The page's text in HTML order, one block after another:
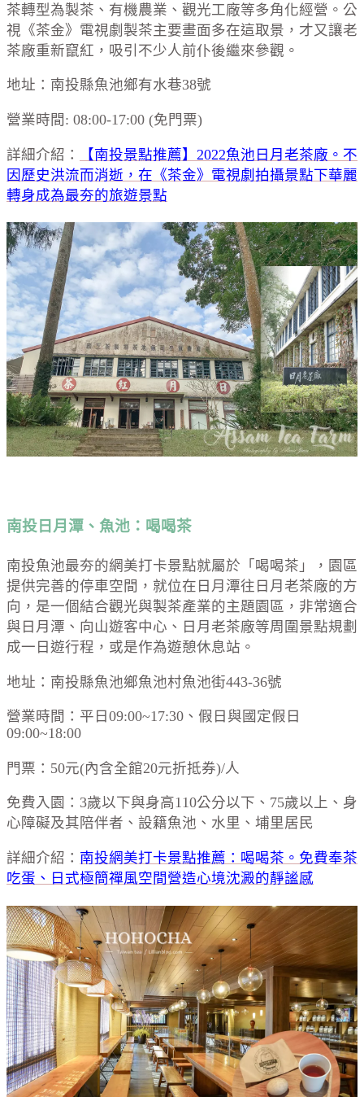
茶轉型為製茶、有機農業、觀光工廠等多角化經營。公
視《茶金》電視劇製茶主要畫面多在這取景，才又讓老
茶廠重新竄紅，吸引不少人前仆後繼來參觀。
地址：南投縣魚池鄉有水巷38號
營業時間: 08:00-17:00 (免門票)
詳細介紹：
【南投景點推薦】2022魚池日月老茶廠。不
因歷史洪流而消逝，在《茶金》電視劇拍攝景點下華麗
轉身成為最夯的旅遊景點
南投日月潭、魚池：喝喝茶
南投魚池最夯的網美打卡景點就屬於「喝喝茶」，園區
提供完善的停車空間，就位在日月潭往日月老茶廠的方
向，是一個結合觀光與製茶產業的主題園區，非常適合
與日月潭、向山遊客中心、日月老茶廠等周圍景點規劃
成一日遊行程，或是作為遊憩休息站。
地址：南投縣魚池鄉魚池村魚池街443-36號
營業時間：平日09:00~17:30、假日與國定假日
09:00~18:00
門票： 50元(內含全館20元折抵券)/人
免費入園： 3歲以下與身高110公分以下、75歲以上、身
心障礙及其陪伴者、設籍魚池、水里、埔里居民
詳細介紹： 南投網美打卡景點推薦：喝喝茶。免費奉茶
吃蛋、日式極簡禪風空間營造心境沈澱的靜謐感